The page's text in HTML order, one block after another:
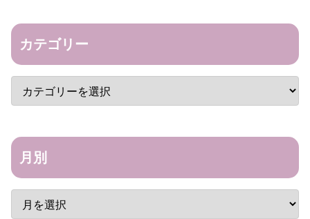
カテゴリー
月別